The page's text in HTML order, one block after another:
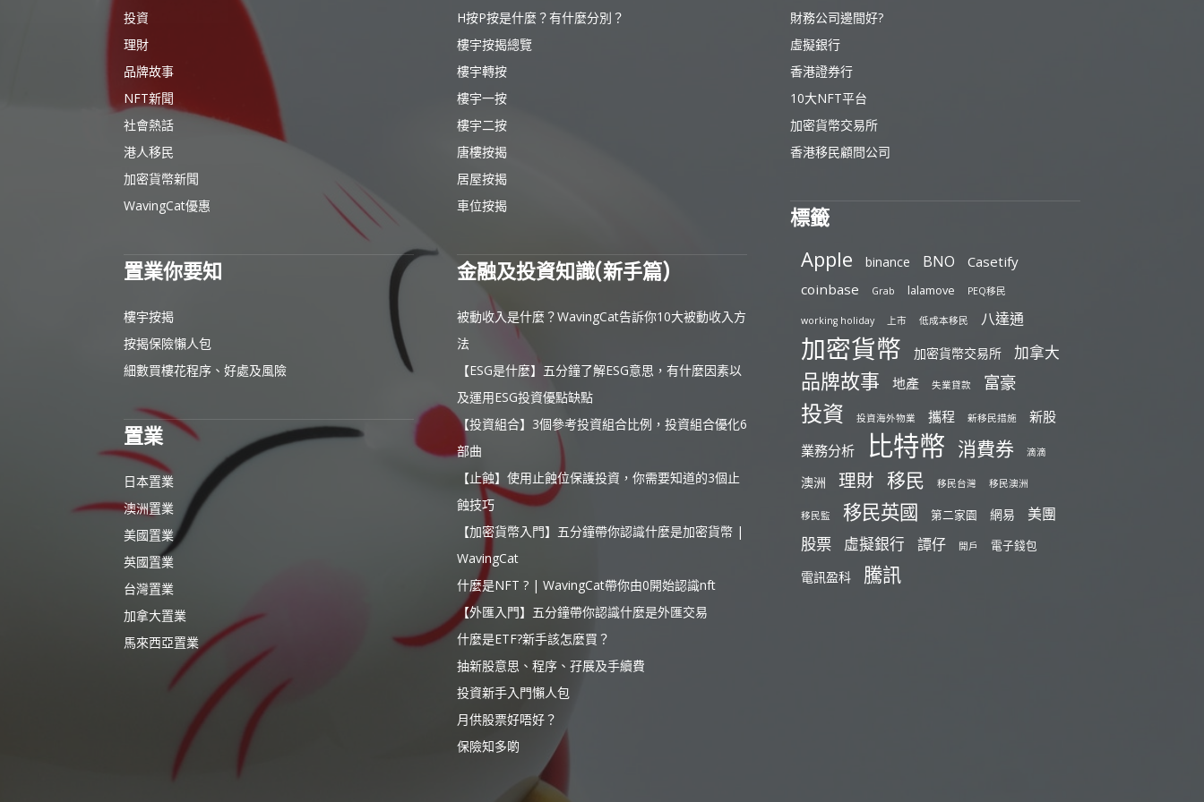
投資
理財
品牌故事
NFT新聞
社會熱話
港人移民
加密貨幣新聞
WavingCat優惠
置業你要知
樓宇按揭
按揭保險懶人包
細數買樓花程序、好處及風險
置業
日本置業
澳洲置業
美國置業
英國置業
台灣置業
加拿大置業
馬來西亞置業
H按P按是什麼？有什麼分別？
樓宇按揭總覽
樓宇轉按
樓宇一按
樓宇二按
唐樓按揭
居屋按揭
車位按揭
金融及投資知識(新手篇)
被動收入是什麼？WavingCat告訴你10大被動收入方
法
【ESG是什麼】五分鐘了解ESG意思，有什麼因素以
及運用ESG投資優點缺點
【投資組合】3個參考投資組合比例，投資組合優化6
部曲
【止蝕】使用止蝕位保護投資，你需要知道的3個止
蝕技巧
【加密貨幣入門】五分鐘帶你認識什麼是加密貨幣 |
WavingCat
什麼是NFT ? | WavingCat帶你由0開始認識nft
【外匯入門】五分鐘帶你認識什麼是外匯交易
什麼是ETF?新手該怎麼買？
抽新股意思、程序、孖展及手續費
投資新手入門懶人包
月供股票好唔好？
保險知多啲
財務公司邊間好?
虛擬銀行
香港證券行
10大NFT平台
加密貨幣交易所
香港移民顧問公司
標籤
Apple binance BNO
Casetify
coinbase
Grab lalamove PEQ移民
working holiday 上市 低成本移民 八達通
加密貨幣 加密貨幣交易所 加拿大
品牌故事 地產 失業貸款 富豪
投資 投資海外物業 攜程 新移民措施
新股
業務分析
比特幣 消費券 滴滴
澳洲 理財 移民 移民台灣 移民澳洲
移民監 移民英國 第二家園 網易 美團
股票 虛擬銀行 譚仔 開戶 電子錢包
電訊盈科 騰訊